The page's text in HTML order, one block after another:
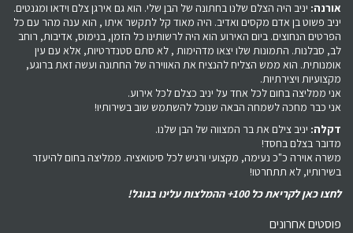
אורנה: יניב היה הצלם שלנו בחתונה של הבן שלי. הוא גם אירגן צלם וידאו ומגנטים.
יניב פשוט בן אדם מקסים ואדיב. היה מאוד קל לתקשר איתו , הוא ענה מהר עם כל
הפרטים הנחוצים. ביום האירוע הוא היה לרשותינו כל הזמן, בנימוס, אדיבות, רוחב
לב, סבלנות. התמונות שלו יצאו מדהימות , לא סתם סטנדרטיות, אלא עם עין
אומנותית. הוא ממש הצליח להנציח את האווירה של החתונה ועשה זאת ברוגע,
מקצועיות ויצירתיות.
אני ממליצה בחום לכל אחד על יניב כצלם לכל אירוע.
אני כבר מחכה לשמחה הבאה שנוכל להשתמש שוב בשירותיו!
דקלה: יניב צילם את בר המצווה של הבן שלנו.
מדובר בצלם בחסד!
משרה אוירה כ"כ נעימה, מקצועי ורגיש לכל סיטואציה. ממליצה בחום להיעזר
בשירותיו, לא תתחרטו!
לחצו כאן לקריאת כל 100+ ההמלצות עלינו בגוגל!
פוסטים אחרונים